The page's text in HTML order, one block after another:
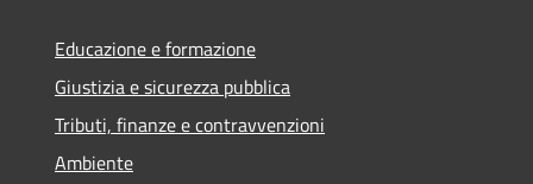
Educazione e formazione
Giustizia e sicurezza pubblica
Tributi, finanze e contravvenzioni
Ambiente